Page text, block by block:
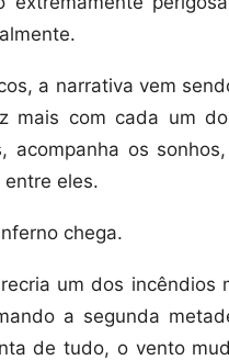
a narrativa vem
mais com cada um
acompanha os
entre eles.
chega.
um dos incêndios
a segunda
de tudo, o vento